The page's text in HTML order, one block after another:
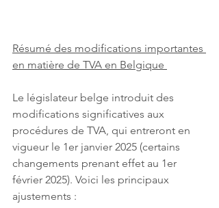
Résumé des modifications importantes
en matière de TVA en Belgique
Le législateur belge introduit des
modifications significatives aux
procédures de TVA, qui entreront en
vigueur le 1er janvier 2025 (certains
changements prenant effet au 1er
février 2025). Voici les principaux
ajustements :